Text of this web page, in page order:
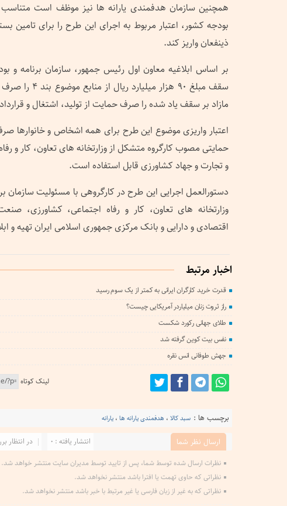
همچنین سازمان هدفمندی یارانه ها نیز موظف است متناسب
بودجه کشور، اعتبار مربوط به اجرای این طرح را برای تامین
ذینفعان واریز کند.
بر اساس ابلاغیه معاون اول رئیس جمهور، سازمان برنامه
سقف مبلغ ۹۰ هزار
مازاد بر سقف یاد شده را صرف حمایت از تولید، اشتغال و
اعتبار واریزی موضوع این طرح برای همه اشخاص و خانوارها
حمایتی مصوب کارگروه متشکل از وزارتخانه های تعاون، کار و
و تجارت و جهاد کشاورزی قابل استفاده است.
دستورالعمل اجرایی این طرح در کارگروهی با مسئولیت سازمان
وزارتخانه های تعاون، کار و رفاه اجتماعی، کشاورزی،
اقتصادی و دارایی و بانک مرکزی جمهوری اسلامی ایران تهیه و
اخبار مرتبط
قدرت خرید کارگران ایرانی به کمتر از یک سوم رسید
راز ثروت زنان میلیاردر آمریکایی چیست؟
طلای جهانی رکورد شکست
نفس بیت کوین گرفته شد
جهش طوفانی انس نقره
لینک کوتاه
برچسب ها : سبد کالا ، هدفمندی یارانه ها ،یارانه
ارسال نظر شما در انتظار انتشار یافته : 0
نظرات ارسال شده توسط شما، پس از تایید توسط مدیران سایت منتشر خواهد شد.
نظراتی که حاوی تهمت یا افترا باشد منتشر نخواهد شد.
نظراتی که به غیر از زبان فارسی یا غیر مرتبط با خبر باشد منتشر نخواهد شد.